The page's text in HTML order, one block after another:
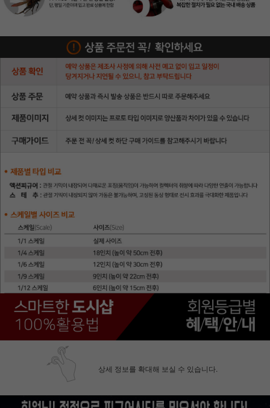
상세 정보를 확대해 보실 수 있습니다.